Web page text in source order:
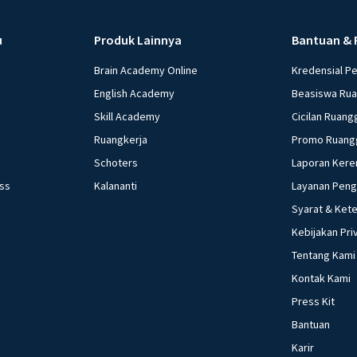
Aplikasi
koneksi
dan
firewall,
sistem
Kinerja
Produk Lainnya
Brain Academy Online
English Academy
Skill Academy
Ruangkerja
Schoters
Kalananti
Bantuan &
Kredensial
Beasiswa
Cicilan
Promo
Laporan
Layanan
Syarat &
Kebijakan
Tentang Kami
Kontak Kami
Press Kit
Bantuan
Karir